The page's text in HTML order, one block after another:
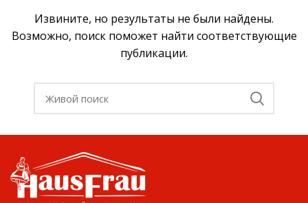
Извините, но результаты не были найдены.
Возможно, поиск поможет найти соответствующие
публикации.